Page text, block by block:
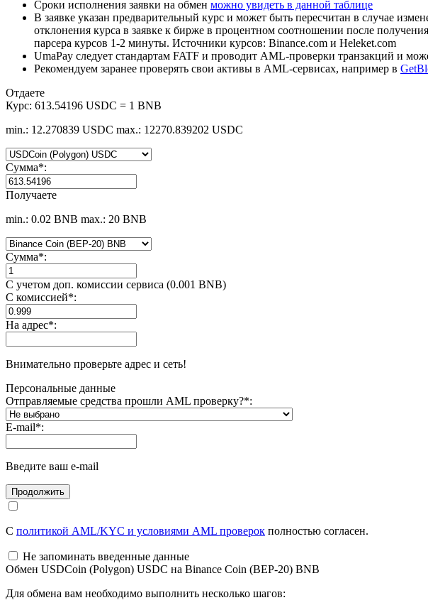
Сроки исполнения заявки на обмен можно увидеть в данной таблице
В заявке указан предварительный курс и может быть пересчитан в случае
отклонения курса в заявке к бирже в процентном соотношении после получения
парсера курсов 1-2 минуты. Источники курсов: Binance.com и Heleket.com
UmaPay следует стандартам FATF и проводит AML-проверки транзакций и
Рекомендуем заранее проверять свои активы в AML-сервисах, например в
Отдаете
Курс: 613.54196 USDC = 1 BNB
min.: 12.270839 USDC max.: 12270.839202 USDC
Сумма*:
Получаете
min.: 0.02 BNB max.: 20 BNB
Сумма*:
С учетом доп. комиссии сервиса (0.001 BNB)
С комиссией*:
На адрес*:
Внимательно проверьте адрес и сеть!
Персональные данные
Отправляемые средства прошли AML проверку?*:
E-mail*:
Введите ваш e-mail
С политикой AML/KYC и условиями AML проверок полностью согласен.
Не запоминать введенные данные
Обмен USDCoin (Polygon) USDC на Binance Coin (BEP-20) BNB
Для обмена вам необходимо выполнить несколько шагов: